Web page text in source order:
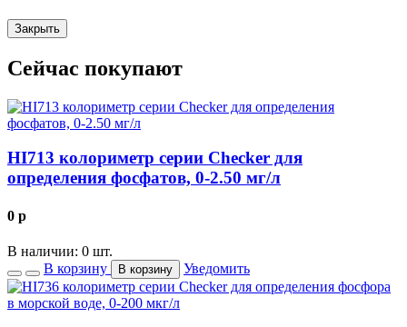
Закрыть
Сейчас покупают
HI713 колориметр серии Checker для
определения фосфатов, 0-2.50 мг/л
0 p
В наличии: 0 шт.
В корзину
В корзину Уведомить